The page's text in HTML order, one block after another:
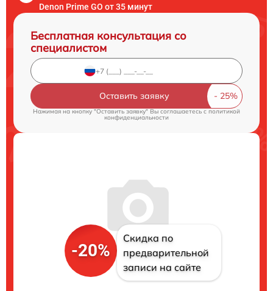
Denon Prime GO от 35 минут
Бесплатная консультация со
специалистом
Оставить заявку
Нажимая на кнопку "Оставить заявку" Вы соглашаетесь c политикой
конфиденциальности
-20%
Скидка по
предварительной
записи на сайте